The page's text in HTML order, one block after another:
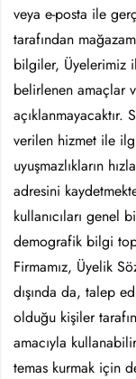
veya e-posta ile
tarafından
bilgiler, Üyelerimiz
belirlenen amaçlar
açıklanmayacaktır.
verilen hizmet ile
uyuşmazlıkların
adresini
kullanıcıları genel
demografik bilgi
Firmamız, Üyelik
dışında da, talep
olduğu kişiler
amacıyla
temas kurmak için